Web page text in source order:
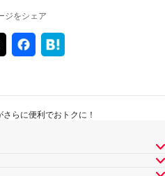
ジをシェア
らに便利でおトクに！